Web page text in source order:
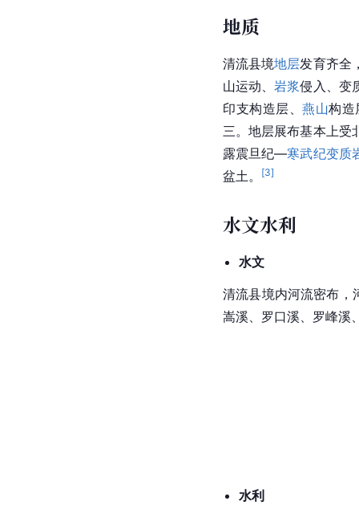
地质
清流县境地层发育齐全
山运动、岩浆侵入、变
印支构造层、燕山构造
三。地层展布基本上受
露震旦纪—寒武纪变质
盆土。
[3]
水文水利
水文
清流县境内河流密布，
嵩溪 、罗口溪、罗峰
水利